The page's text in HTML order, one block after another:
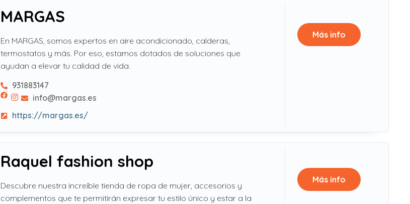
MARGAS
En MARGAS, somos expertos en aire acondicionado, calderas,
termostatos y más. Por eso, estamos dotados de soluciones que
ayudan a elevar tu calidad de vida.
931883147
info@margas.es
https://margas.es/
Más info
Raquel fashion shop
Descubre nuestra increíble tienda de ropa de mujer, accesorios y
complementos que te permitirán expresar tu estilo único y estar a la
Más info